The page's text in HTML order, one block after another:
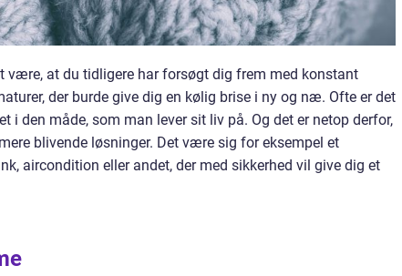
være, at du tidligere har forsøgt dig frem med konstant
der burde give dig en kølig brise i ny og næ. Ofte er det
den måde, som man lever sit liv på. Og det er netop derfor,
blivende løsninger. Det være sig for eksempel et
aircondition eller andet, der med sikkerhed vil give dig et